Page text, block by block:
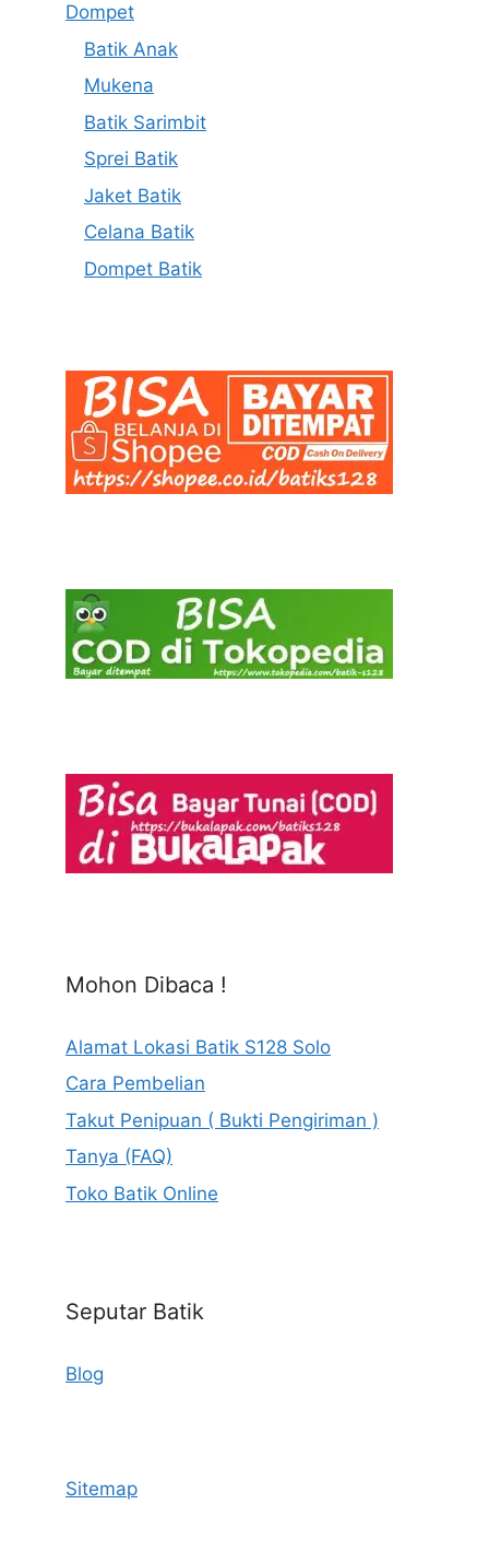
Dompet
Batik Anak
Mukena
Batik Sarimbit
Sprei Batik
Jaket Batik
Celana Batik
Dompet Batik
Mohon Dibaca !
Alamat Lokasi Batik S128 Solo
Cara Pembelian
Takut Penipuan ( Bukti Pengiriman )
Tanya (FAQ)
Toko Batik Online
Seputar Batik
Blog
Sitemap